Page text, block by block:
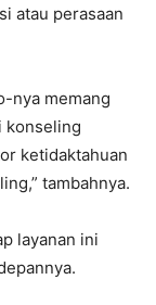
atau perasaan
nya memang
konseling
ketidaktahuan
tambahnya.
layanan ini